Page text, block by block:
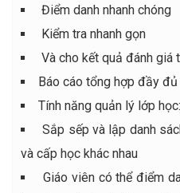
Điểm danh nhanh chóng
Kiểm tra nhanh gọn
Và cho kết quả đánh giá
Báo cáo tổng hợp đầy
Tính năng quản lý lớp học:
Sắp sếp và lập danh
và cấp học khác nhau
Giáo viên có thể điểm